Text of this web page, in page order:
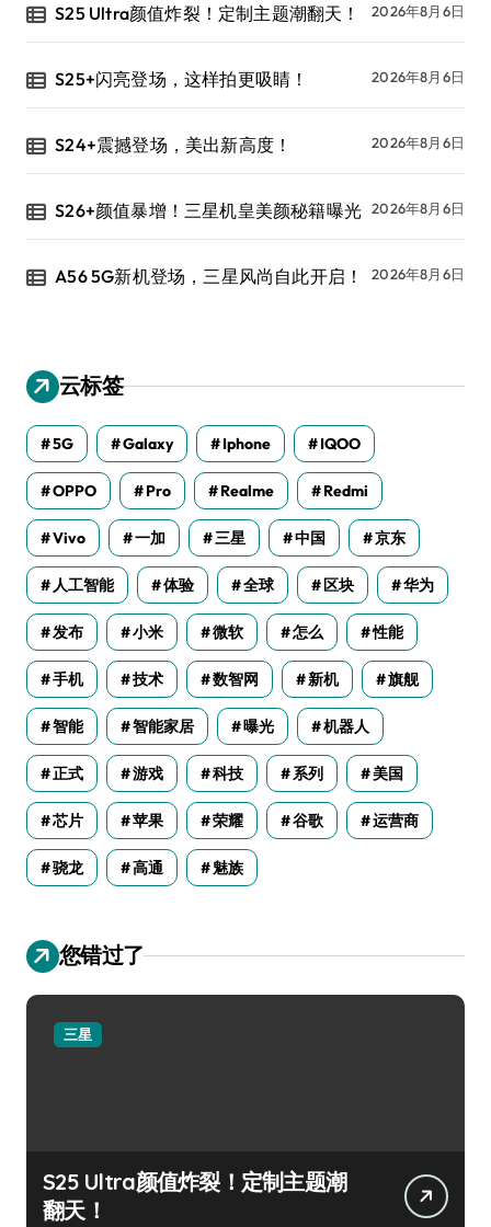
S25 Ultra颜值炸裂！定制主题潮翻天！ 2026年8月6日
S25+闪亮登场，这样拍更吸睛！ 2026年8月6日
S24+震撼登场，美出新高度！ 2026年8月6日
S26+颜值暴增！三星机皇美颜秘籍曝光 2026年8月6日
A56 5G新机登场，三星风尚自此开启！ 2026年8月6日
云标签
5G Galaxy Iphone IQOO
OPPO Pro Realme Redmi
Vivo 一加 三星 中国 京东
人工智能 体验 全球 区块 华为
发布 小米 微软 怎么 性能
手机 技术 数智网 新机 旗舰
智能 智能家居 曝光 机器人
正式 游戏 科技 系列 美国
芯片 苹果 荣耀 谷歌 运营商
骁龙 高通 魅族
您错过了
三星
S25 Ultra颜值炸裂！定制主题潮
翻天！